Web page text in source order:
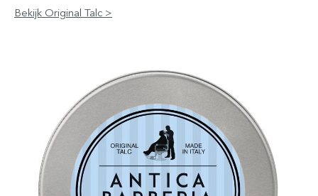
Bekijk Original Talc >